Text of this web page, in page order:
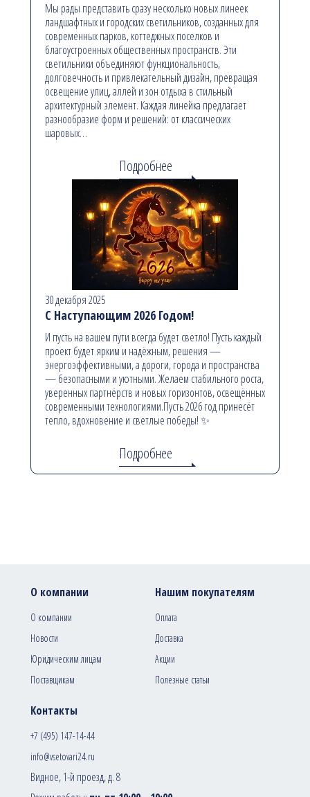
Мы рады представить сразу несколько новых линеек
ландшафтных и городских светильников, созданных для
современных парков, коттеджных поселков и
благоустроенных общественных пространств. Эти
светильники объединяют функциональность,
долговечность и привлекательный дизайн, превращая
освещение улиц, аллей и зон отдыха в стильный
архитектурный элемент. Каждая линейка предлагает
разнообразие форм и решений: от классических
шаровых…
Подробнее
30 декабря 2025
С Наступающим 2026 Годом!
И пусть на вашем пути всегда будет светло! Пусть каждый
проект будет ярким и надёжным, решения —
энергоэффективными, а дороги, города и пространства
— безопасными и уютными. Желаем стабильного роста,
уверенных партнёрств и новых горизонтов, освещённых
современными технологиями.Пусть 2026 год принесёт
тепло, вдохновение и светлые победы! ✨
Подробнее
Контакты
+7 (495) 147-14-44
info@vsetovari24.ru
Видное, 1-й проезд, д. 8
О компании
О компании
Новости
Юридическим лицам
Поставщикам
Нашим покупателям
Оплата
Доставка
Акции
Полезные статьи